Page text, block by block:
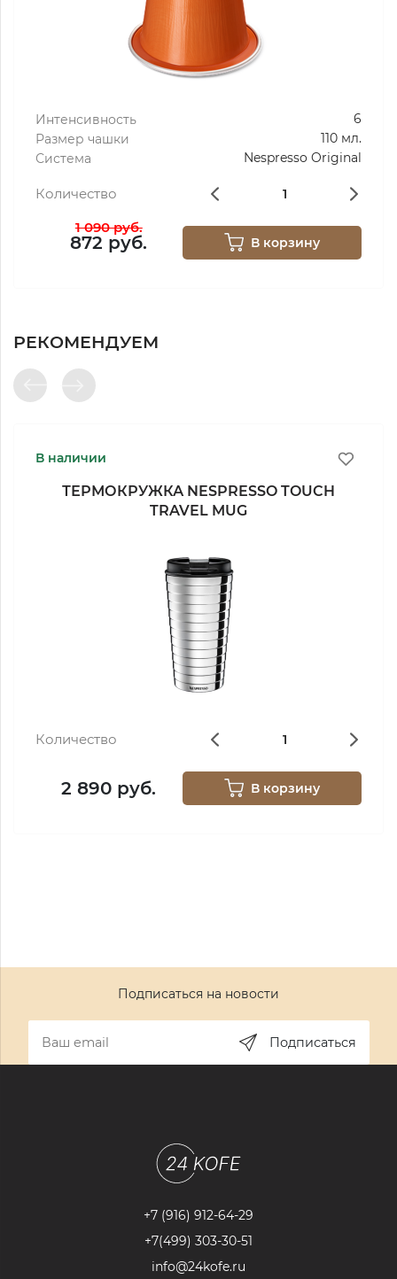
Интенсивность
6
Размер чашки
110 мл.
Система
Nespresso Original
Количество
1 090 руб.
872 руб. В корзину
РЕКОМЕНДУЕМ
В наличии
ТЕРМОКРУЖКА NESPRESSO TOUCH
TRAVEL MUG
Количество
2 890 руб. В корзину
Подписаться на новости
Подписаться
+7 (916) 912-64-29
+7(499) 303-30-51
info@24kofe.ru